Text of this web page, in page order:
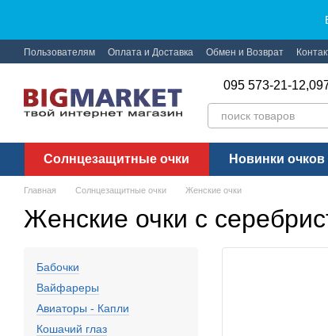
Пользователям Оплата и Доставка Обмен и Возврат
095 573-21-12,
Солнцезащитные очки Новинки очков
Главная Солнцезащитные очки Женские очки
Женские очки с
Бабочки
Вайфареры
Авиаторы - Капли
Кошачий глаз